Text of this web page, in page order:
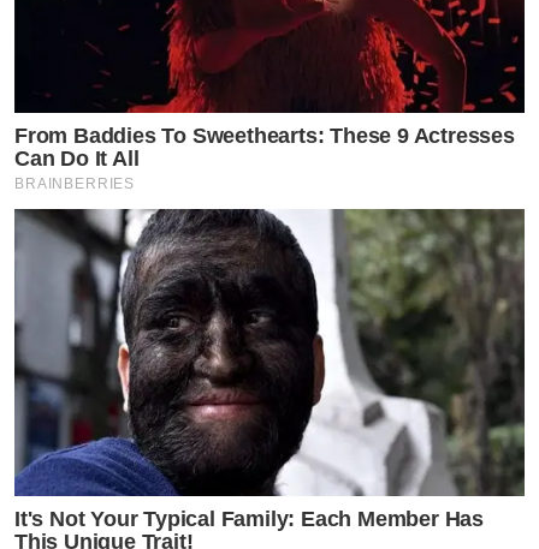
From Baddies To Sweethearts: These 9 Actresses
Can Do It All
BRAINBERRIES
It's Not Your Typical Family: Each Member Has
This Unique Trait!